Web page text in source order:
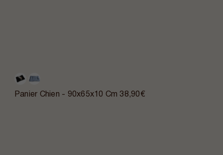
Panier Chien - 90x65x10 Cm 38,90€